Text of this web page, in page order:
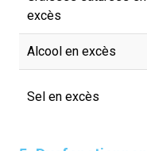
excès
Alcool en excès
Sel en excès